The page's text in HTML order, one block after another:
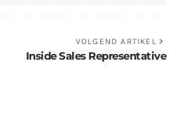
VOLGEND ARTIKEL
Inside Sales Representative